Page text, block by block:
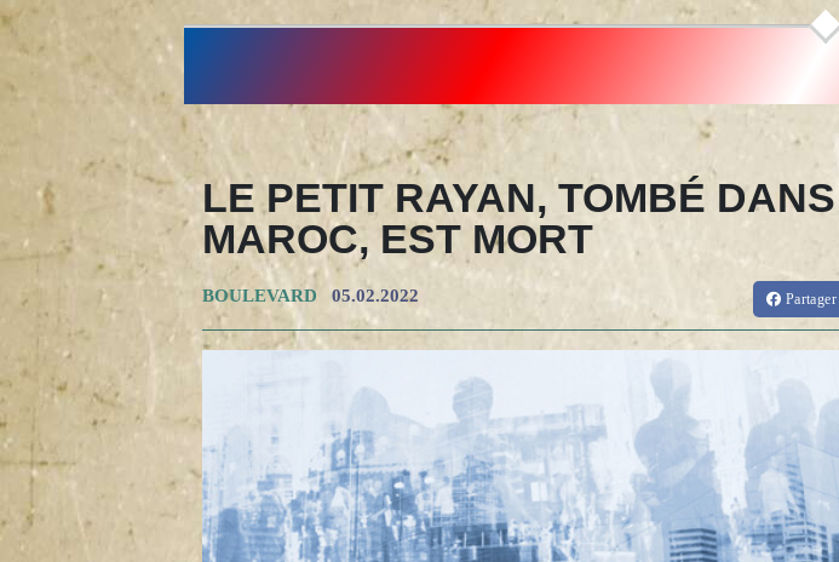
LE PETIT RAYAN, TOMBÉ
MAROC, EST MORT
BOULEVARD 05.02.2022